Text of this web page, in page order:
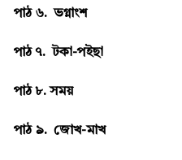
পাঠ ৬. ভগ্নাংশ
পাঠ ৭. টকা-পইছা
পাঠ ৮. সময়
পাঠ ৯. জোখ-মাখ